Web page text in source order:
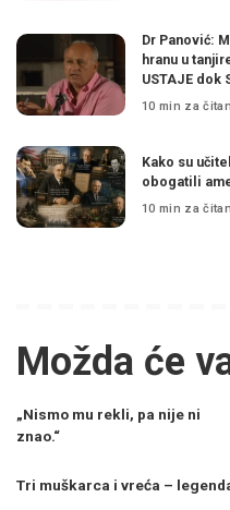
Dr Panović:
hranu u
USTAJE dok
10 min za
Kako su
obogatili
10 min za
Možda će
„Nismo mu rekli, pa nije ni
znao.“
Tri muškarca i vreća –